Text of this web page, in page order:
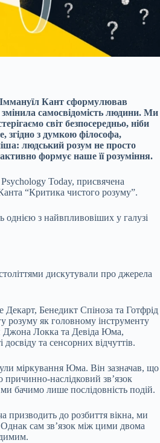
Кант сформулював
самосвідомість людини. Ми
світ безпосередньо, ніби
згідно з думкою філософа,
людський розум не просто
формує наше її розуміння.
Today, присвячена
“Критика чистого розуму”.
з найвпливовіших у галузі
дискутували про джерела
Декарт, Бенедикт Спіноза та Готфрід
розуму як головному інструменту
Джона Локка та Девіда Юма,
та сенсорних відчуттів.
міркування Юма. Він зазначав, що
причинно-наслідковий зв’язок
бачимо лише послідовність подій.
призводить до розбиття вікна, ми
сам зв’язок між цими двома